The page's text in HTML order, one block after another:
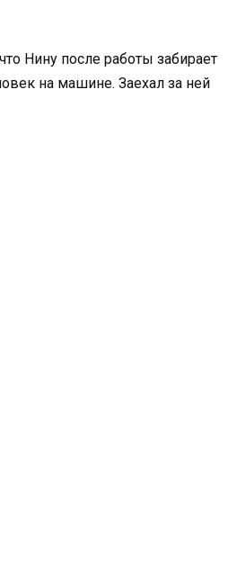
Нину после работы забирает
на машине. Заехал за ней